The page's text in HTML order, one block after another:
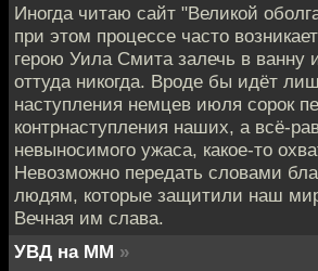
Иногда читаю сайт "Великой
при этом процессе часто
герою Уила Смита залечь в ванну
оттуда никогда. Вроде бы идёт
наступления немцев июля сорок
контрнаступления наших, а всё-
невыносимого ужаса, какое-то
Невозможно передать словами
людям, которые защитили наш
Вечная им слава.
УВД на ММ »